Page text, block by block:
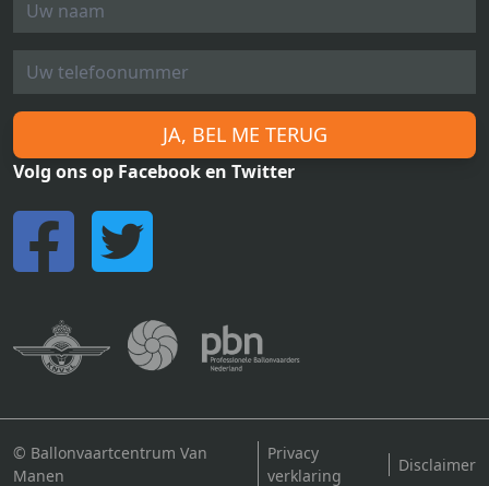
JA, BEL ME TERUG
Volg ons op Facebook en Twitter
© Ballonvaartcentrum Van
Manen
Privacy
verklaring
Disclaimer